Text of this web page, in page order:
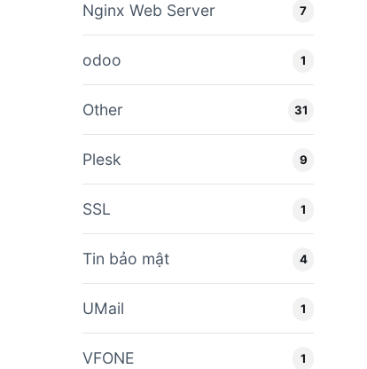
Nginx Web Server 7
odoo 1
Other 31
Plesk 9
SSL 1
Tin bảo mật 4
UMail 1
VFONE 1